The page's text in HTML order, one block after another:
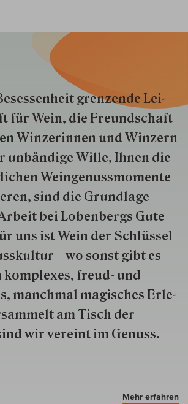
gren­zende Lei­
für Wein, die Freund­schaft
Win­zer­innen und Win­zern
un­bän­dige Wille, Ihnen die
Wein­genuss­momente
sind die Grund­lage
bei Lobenbergs Gute
uns ist Wein der Schlüs­sel
– wo sonst gibt es
kom­plexes, freud- und
manchmal ma­gisch­es Er­le­
am Tisch der
wir ver­eint im Genuss.
Mehr erfahren